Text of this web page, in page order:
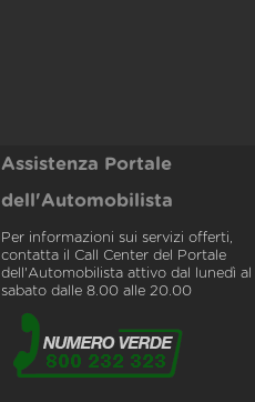
Assistenza Portale
dell'Automobilista
Per informazioni sui servizi offerti,
contatta il Call Center del Portale
dell'Automobilista attivo dal lunedì al
sabato dalle 8.00 alle 20.00